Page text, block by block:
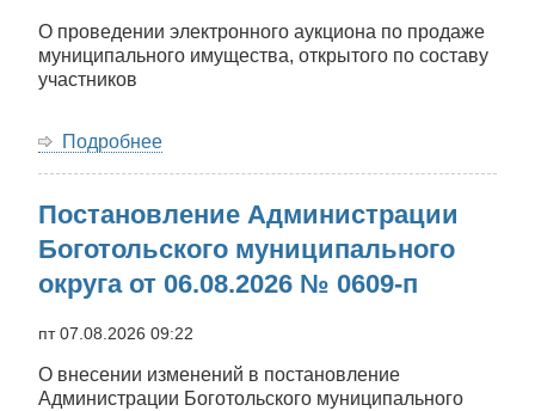
О проведении электронного аукциона по продаже
муниципального имущества, открытого по составу
участников
Подробнее
Боготольского
округа
от
№
п
Постановление Администрации
Боготольского муниципального
округа от 06.08.2026 № 0609-п
пт 07.08.2026 09:22
О внесении изменений в постановление
Администрации Боготольского муниципального